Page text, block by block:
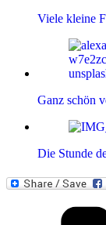
Viele kleine
Ganz schön
Die Stunde